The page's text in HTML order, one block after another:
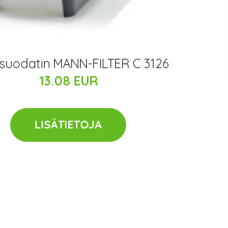
MANN-FILTER C 3126
13.08 EUR
LISÄTIETOJA